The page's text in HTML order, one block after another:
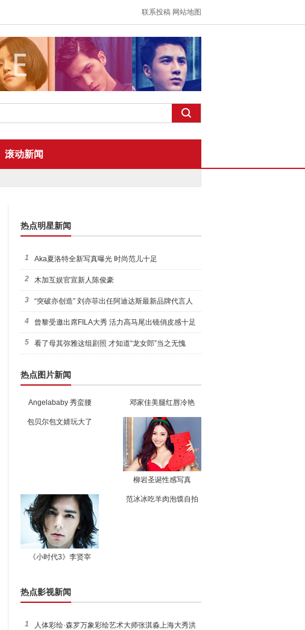
联系投稿 网站地图
滚动新闻
热点明星新闻
1 Aka夏洛特全新写真曝光 时尚范儿十足
2 木加互娱官宣新人陈俊豪
3 “突破亦创造” 刘亦菲出任阿迪达斯最新品牌代言人
引爆
4 曾黎受邀出席FILA大秀 活力高马尾出镜俏皮感十足
5 看了母其弥雅这组剧照 才知道“龙女郎”当之无愧
热点图片新闻
Angelababy 秀蛮腰 邓家佳美腿红唇冷艳
包贝尔包文婧玩大了
柳岩圣诞性感写真
《小时代3》李贤宰
范冰冰吃羊肉泡馍自拍
热点影视新闻
1 人体彩绘·森罗万象彩绘艺术大师张淇淼上海大秀洪